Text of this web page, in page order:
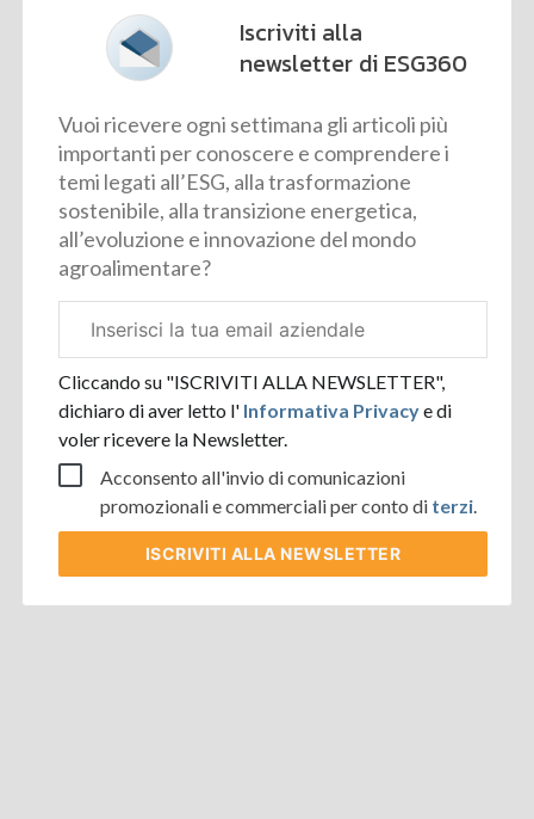
Iscriviti alla
newsletter di ESG360
Vuoi ricevere ogni settimana gli articoli più
importanti per conoscere e comprendere i
temi legati all’ESG, alla trasformazione
sostenibile, alla transizione energetica,
all’evoluzione e innovazione del mondo
agroalimentare?
aziendale
Cliccando su "ISCRIVITI ALLA NEWSLETTER",
dichiaro di aver letto l' Informativa Privacye di
voler ricevere la Newsletter.
Acconsento all'invio di comunicazioni
promozionali e commerciali per conto di terzi.
ISCRIVITI ALLA NEWSLETTER